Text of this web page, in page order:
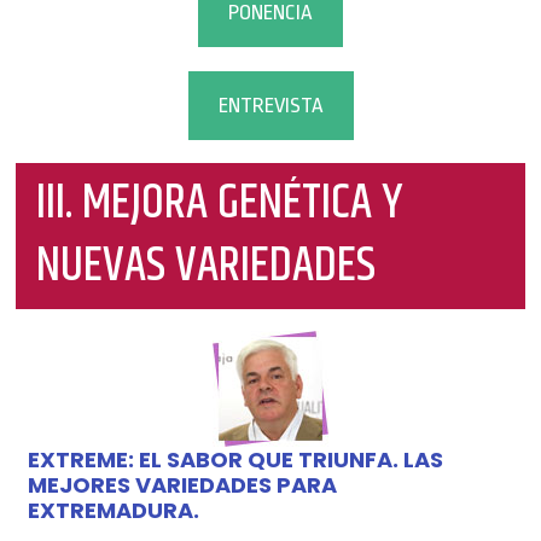
PONENCIA
ENTREVISTA
III. MEJORA GENÉTICA Y
NUEVAS VARIEDADES
EXTREME: EL SABOR QUE TRIUNFA. LAS
MEJORES VARIEDADES PARA
EXTREMADURA.